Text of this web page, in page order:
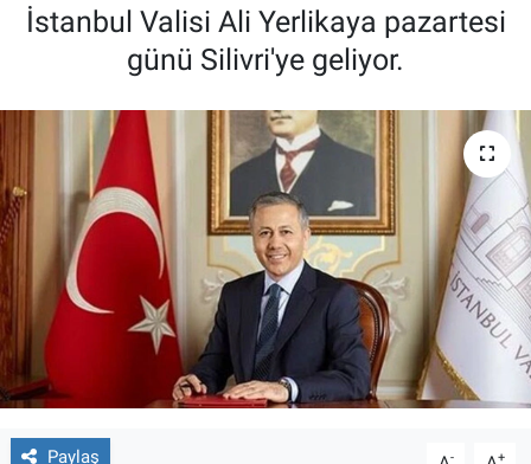
İstanbul Valisi Ali Yerlikaya pazartesi
günü Silivri'ye geliyor.
Paylaş - +
Polemik
Süper Lig Puan Durumu ve Fikstür
Son Dakika Haberleri
Haber Arşivi